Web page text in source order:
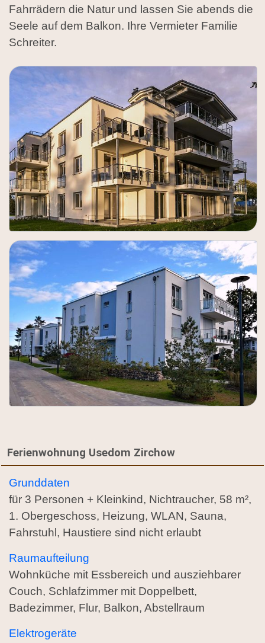
Fahrrädern die Natur und lassen Sie abends die
Seele auf dem Balkon. Ihre Vermieter Familie
Schreiter.
Ferienwohnung Usedom Zirchow
Grunddaten
für 3 Personen + Kleinkind, Nichtraucher, 58 m²,
1. Obergeschoss, Heizung, WLAN, Sauna,
Fahrstuhl, Haustiere sind nicht erlaubt
Raumaufteilung
Wohnküche mit Essbereich und ausziehbarer
Couch, Schlafzimmer mit Doppelbett,
Badezimmer, Flur, Balkon, Abstellraum
Elektrogeräte